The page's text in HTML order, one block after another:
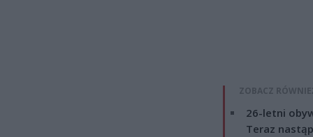
ZOBACZ
26-letni
Teraz